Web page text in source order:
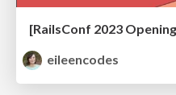
eileencodes